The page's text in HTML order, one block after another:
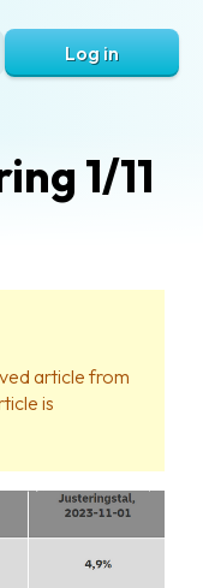
Log in
1/11
article from
is